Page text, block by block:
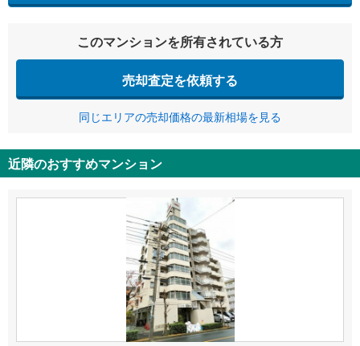
このマンションを所有されている方
売却査定を依頼する
同じエリアの売却価格の最新相場を見る
近隣のおすすめマンション